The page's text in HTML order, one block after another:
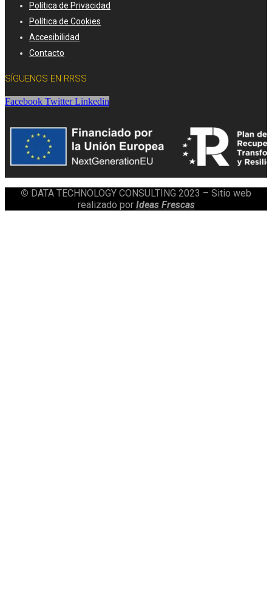
Política de Privacidad
Política de Cookies
Accesibilidad
Contacto
SÍGUENOS EN RRSS
Facebook Twitter Linkedin
© DATA TECHNOLOGY CONSULTING 2023 – Sitio web
realizado por Ideas Frescas